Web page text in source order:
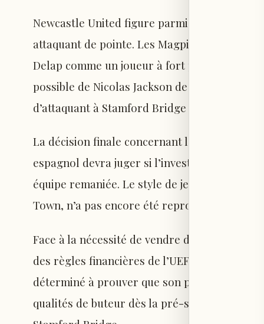
Newcastle United figure parmi les clubs
attaquant de pointe. Les Magpies
Delap comme un joueur à fort potentiel
possible de Nicolas Jackson de son prêt au
d’attaquant à Stamford Bridge s’annonce
La décision finale concernant l’avenir de
espagnol devra juger si l’investissement
équipe remaniée. Le style de jeu robuste de
Town, n’a pas encore été reproduit sous le
Face à la nécessité de vendre des joueurs
des règles financières de l’UEFA, le jeune
déterminé à prouver que son potentiel est
qualités de buteur dès la pré-saison pour